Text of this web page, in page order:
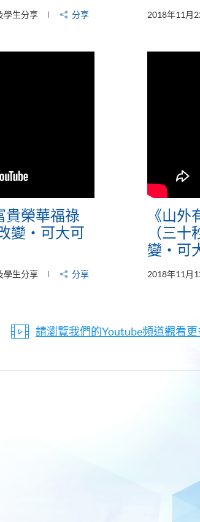
學生分享 分享 2018年11月
貴榮華福祿
變‧可大可
學生分享 分享
《山外
（三
變‧可
2018年11月
請瀏覽我們的Youtube頻道觀看更